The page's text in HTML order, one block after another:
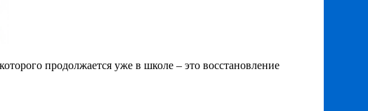
продолжается уже в школе – это восстановление